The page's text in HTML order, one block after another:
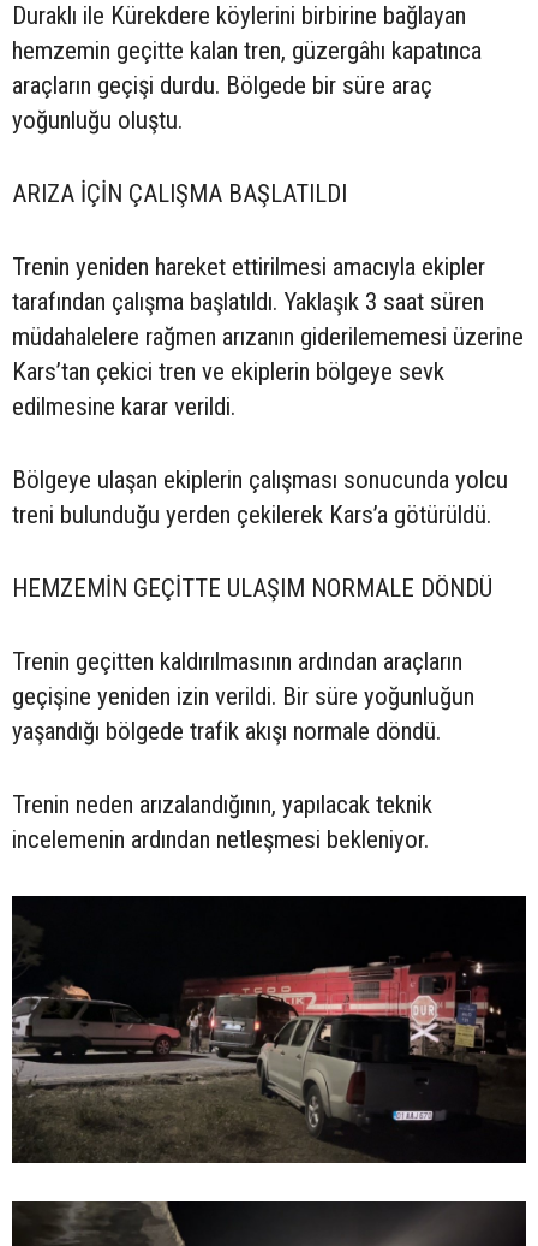
Duraklı ile Kürekdere köylerini birbirine bağlayan
hemzemin geçitte kalan tren, güzergâhı kapatınca
araçların geçişi durdu. Bölgede bir süre araç
yoğunluğu oluştu.
ARIZA İÇİN ÇALIŞMA BAŞLATILDI
Trenin yeniden hareket ettirilmesi amacıyla ekipler
tarafından çalışma başlatıldı. Yaklaşık 3 saat süren
müdahalelere rağmen arızanın giderilememesi üzerine
Kars’tan çekici tren ve ekiplerin bölgeye sevk
edilmesine karar verildi.
Bölgeye ulaşan ekiplerin çalışması sonucunda yolcu
treni bulunduğu yerden çekilerek Kars’a götürüldü.
HEMZEMİN GEÇİTTE ULAŞIM NORMALE DÖNDÜ
Trenin geçitten kaldırılmasının ardından araçların
geçişine yeniden izin verildi. Bir süre yoğunluğun
yaşandığı bölgede trafik akışı normale döndü.
Trenin neden arızalandığının, yapılacak teknik
incelemenin ardından netleşmesi bekleniyor.